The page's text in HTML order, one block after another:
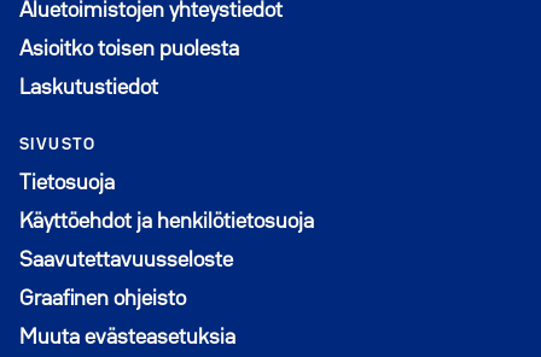
Aluetoimistojen yhteystiedot
Asioitko toisen puolesta
Laskutustiedot
SIVUSTO
Tietosuoja
Käyttöehdot ja henkilötietosuoja
Saavutettavuusseloste
Graafinen ohjeisto
Muuta evästeasetuksia